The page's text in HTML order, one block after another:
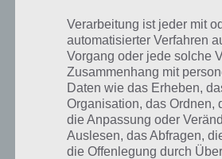
Tipps zum Öl wechseln in
Nach bestimmter Zeit muss das Öl in
werden. Wechselst du das Öl, kannst du
bestimmte Zeit nicht spielen. Dabei bist du
Ölwechsel durchzuführen, wenn er im
Szenariern, wann du den Ölwechsel früher
Verarbeitung ist jeder mit
automatisierter Verfahren
Vorgang oder jede solche
Zusammenhang mit
Daten wie das Erheben,
Organisation, das Ordnen,
die Anpassung oder
Auslesen, das Abfragen,
die Offenlegung durch